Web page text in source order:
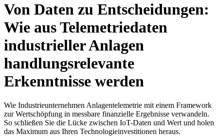
Von Daten zu Entscheidungen:
Wie aus Telemetriedaten
industrieller Anlagen
handlungsrelevante
Erkenntnisse werden
Wie Industrieunternehmen Anlagentelemetrie mit einem Framework
zur Wertschöpfung in messbare finanzielle Ergebnisse verwandeln.
So schließen Sie die Lücke zwischen IoT-Daten und Wert und holen
das Maximum aus Ihren Technologieinvestitionen heraus.